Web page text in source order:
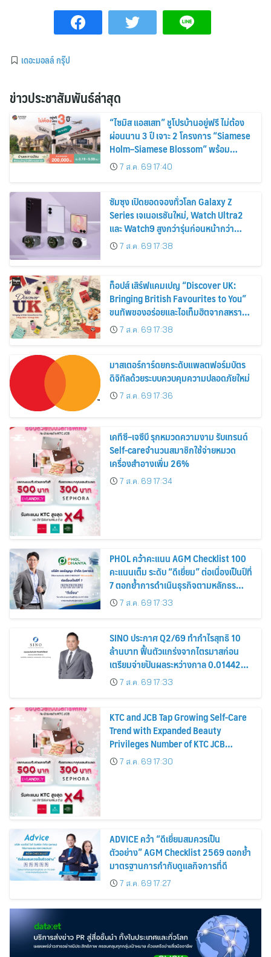
เดอะมอลล์ กรุ๊ป
ข่าวประชาสัมพันธ์ล่าสุด
“ไซมิส แอสเสท” ชูโปรบ้านอยู่ฟรี ไม่ต้อง
ผ่อนนาน 3 ปี เจาะ 2 โครงการ “Siamese
Holm–Siamese Blossom” พร้อม
ส่วนลดและสิทธิพิเศษถึง 31 สิงหาคม
2569
7 ส.ค. 69 17:40
ซัมซุง เปิดยอดจองทั่วโลก Galaxy Z
Series เจเนอเรชันใหม่, Watch Ultra2
และ Watch9 สูงกว่ารุ่นก่อนหน้ากว่า
30%7 ส.ค. 69 17:38
ท็อปส์ เสิร์ฟแคมเปญ “Discover UK:
Bringing British Favourites to You”
ขนทัพของอร่อยและไอเท็มฮิตจากสหราช
อาณาจักร ส่งตรงถึงมือตั้งแต่วันนี้ – 18
สิงหาคมนี้
7 ส.ค. 69 17:38
มาสเตอร์การ์ดยกระดับแพลตฟอร์มบัตร
ดิจิทัลด้วยระบบควบคุมความปลอดภัยใหม่
7 ส.ค. 69 17:36
เคทีซี–เจซีบี รุกหมวดความงาม รับเทรนด์
Self-careจำนวนสมาชิกใช้จ่ายหมวด
เครื่องสำอางเพิ่ม 26%
7 ส.ค. 69 17:34
PHOL คว้าคะแนน AGM Checklist 100
คะแนนเต็ม ระดับ “ดีเยี่ยม” ต่อเนื่องเป็นปีที่
7 ตอกย้ำการดำเนินธุรกิจตามหลักธร
รมาภิบาล โปร่งใส สร้างความเชื่อมั่นผู้ถือ
หุ้น
7 ส.ค. 69 17:33
SINO ประกาศ Q2/69 ทำกำไรสุทธิ 10
ล้านบาท ฟื้นตัวแกร่งจากไตรมาสก่อน
เตรียมจ่ายปันผลระหว่างกาล 0.014423
บาทต่อหุ้น ครึ่งปีหลังมุ่งเติบโตต่อเนื่อง
7 ส.ค. 69 17:33
KTC and JCB Tap Growing Self-Care
Trend with Expanded Beauty
Privileges Number of KTC JCB
Cardmembers Spending on
Cosmetics Rises 26%
7 ส.ค. 69 17:30
ADVICE คว้า “ดีเยี่ยมสมควรเป็น
ตัวอย่าง” AGM Checklist 2569 ตอกย้ำ
มาตรฐานการกำกับดูแลกิจการที่ดี
7 ส.ค. 69 17:27